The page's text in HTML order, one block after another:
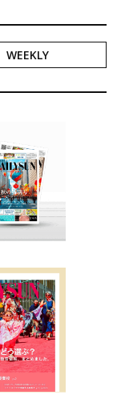
WEEKLY